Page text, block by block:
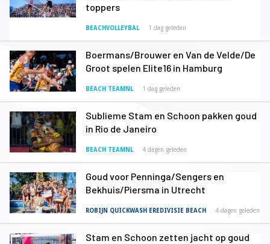
toppers
BEACHVOLLEYBAL 1 dag geleden
Boermans/Brouwer en Van de Velde/De
Groot spelen Elite16 in Hamburg
BEACH TEAMNL 1 dag geleden
Sublieme Stam en Schoon pakken goud
in Rio de Janeiro
BEACH TEAMNL 4 dagen geleden
Goud voor Penninga/Sengers en
Bekhuis/Piersma in Utrecht
ROBIJN QUICKWASH EREDIVISIE BEACH 4 dagen geleden
Stam en Schoon zetten jacht op goud